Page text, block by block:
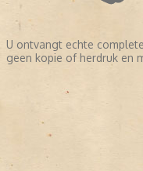
U ontvangt echte
geen kopie of herdruk en